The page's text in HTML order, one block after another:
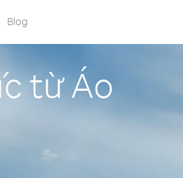
Blog
từ Áo